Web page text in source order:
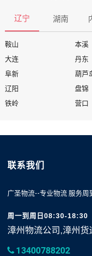
辽宁 湖南
鞍山 本溪
大连
丹东
阜新
葫芦
辽阳
盘锦
铁岭
营口
联系我们
广圣物流--专业物流 服务周
周一到周日08:30-18:30
漳州物流公司,漳州
13400788202